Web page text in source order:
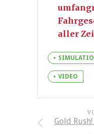
aller
VIDEO
Gold